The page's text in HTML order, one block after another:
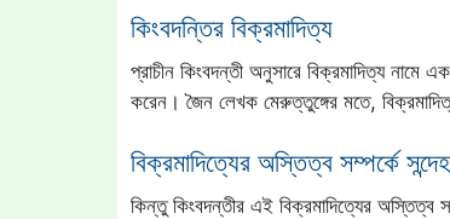
কিংবদন্তির বিক্রমাদিত্য
প্রাচীন কিংবদন্তী অনুসারে বিক্রমাদিত্য নামে
করেন। জৈন লেখক মেরুত্তুঙ্গের মতে,
বিক্রমাদিত্যের অস্তিত্ব সম্পর্কে সন্দেহ
কিন্তু কিংবদন্তীর এই বিক্রমাদিত্যের অস্তিত্ব